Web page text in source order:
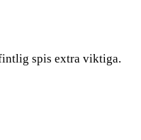
spis extra viktiga.